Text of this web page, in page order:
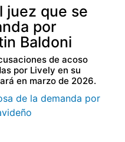
juez que se
por
Baldoni
de acoso
por Lively en su
en marzo de 2026.
de la demanda por